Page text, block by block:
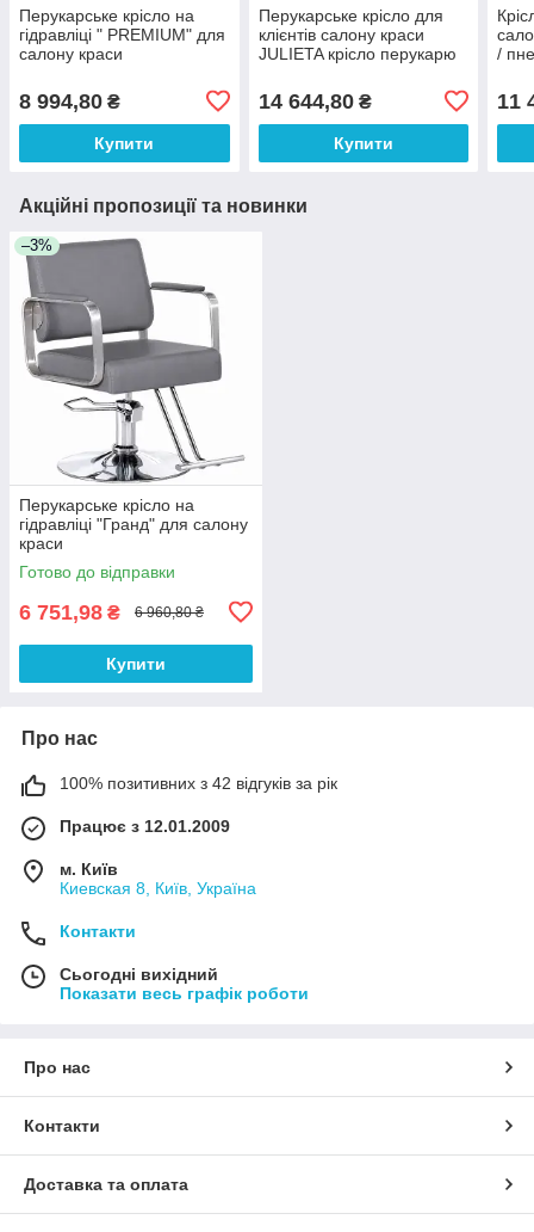
Перукарське крісло на
гідравліці " PREMIUM" для
салону краси
8 994,80 ₴
Купити
Перукарське крісло для
клієнтів салону краси
JULIETA крісло перукарю
14 644,80₴
Купити
/
11
Акційні пропозиції та новинки
–3%
Перукарське крісло на
гідравліці "Гранд" для салону
краси
Готово до відправки
6 751,98 ₴ 6 960,80 ₴
Купити
Про нас
100% позитивних з 42 відгуків за рік
Працює з 12.01.2009
м. Київ
Киевская 8, Київ, Україна
Контакти
Сьогодні вихідний
Показати весь графік роботи
Про нас
Контакти
Доставка та оплата